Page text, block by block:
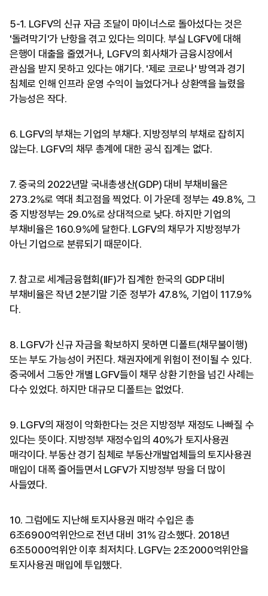
5-1. LGFV의 신규 자금 조달이 마이너스로 돌아섰다는 것은
'돌려막기'가 난항을 겪고 있다는 의미다. 부실 LGFV에 대해
은행이 대출을 줄였거나, LGFV의 회사채가 금융시장에서
관심을 받지 못하고 있다는 얘기다. '제로 코로나' 방역과 경기
침체로 인해 인프라 운영 수익이 늘었다거나 상환액을 늘렸을
가능성은 작다.
6. LGFV의 부채는 기업의 부채다. 지방정부의 부채로 잡히지
않는다. LGFV의 채무 총계에 대한 공식 집계는 없다.
7. 중국의 2022년말 국내총생산(GDP) 대비 부채비율은
273.2%로 역대 최고점을 찍었다. 이 가운데 정부는 49.8%, 그
중 지방정부는 29.0%로 상대적으로 낮다. 하지만 기업의
부채비율은 160.9%에 달한다. LGFV의 채무가 지방정부가
아닌 기업으로 분류되기 때문이다.
7. 참고로 세계금융협회(IIF)가 집계한 한국의 GDP 대비
부채비율은 작년 2분기말 기준 정부가 47.8%, 기업이 117.9%
다.
8. LGFV가 신규 자금을 확보하지 못하면 디폴트(채무불이행)
또는 부도 가능성이 커진다. 채권자에게 위험이 전이될 수 있다.
중국에서 그동안 개별 LGFV들이 채무 상환 기한을 넘긴 사례는
다수 있었다. 하지만 대규모 디폴트는 없었다.
9. LGFV의 재정이 악화한다는 것은 지방정부 재정도 나빠질 수
있다는 뜻이다. 지방정부 재정수입의 40%가 토지사용권
매각이다. 부동산 경기 침체로 부동산개발업체들의 토지사용권
매입이 대폭 줄어들면서 LGFV가 지방정부 땅을 더 많이
사들였다.
10. 그럼에도 지난해 토지사용권 매각 수입은 총
6조6900억위안으로 전년 대비 31% 감소했다. 2018년
6조5000억위안 이후 최저치다. LGFV는 2조2000억위안을
토지사용권 매입에 투입했다.